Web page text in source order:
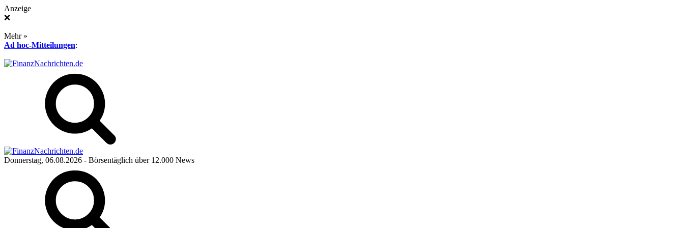
Anzeige
❌
Mehr »
Ad hoc-Mitteilungen:
Donnerstag, 06.08.2026 - Börsentäglich über 12.000 News